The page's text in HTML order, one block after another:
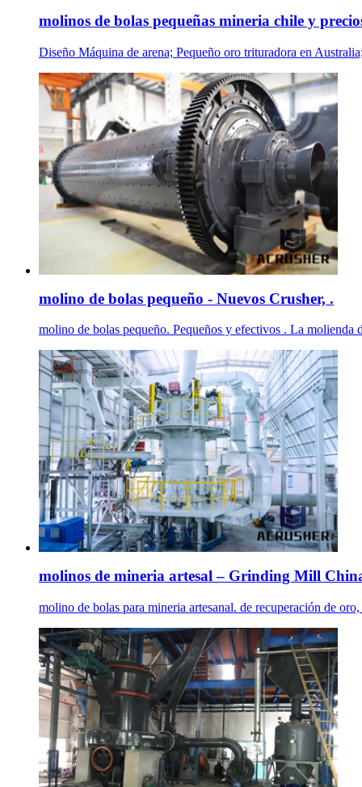
molinos de bolas pequeñas mineria chile y
Diseño Máquina de arena; Pequeño oro trituradora en
molino de bolas pequeño - Nuevos Crusher, .
molino de bolas pequeño. Pequeños y efectivos . La
molinos de mineria artesal – Grinding Mill
molino de bolas para mineria artesanal. de recuperación de